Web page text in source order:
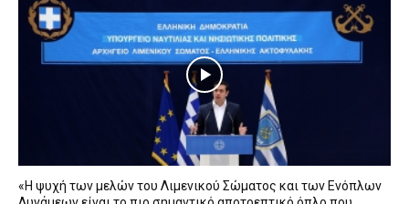
«Η ψυχή των μελών του Λιμενικού Σώματος και των Ενόπλων